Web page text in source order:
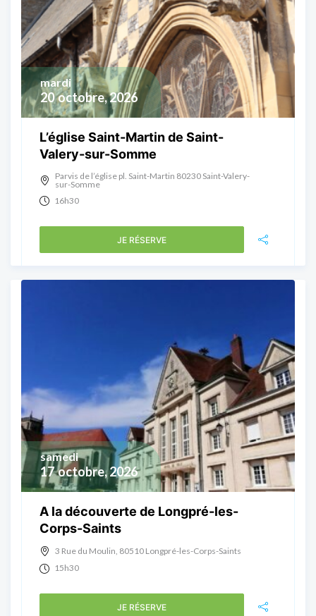
20 octobre, 2026
mardi
L’église Saint-Martin de Saint-
Valery-sur-Somme
Parvis de l’église pl. Saint-Martin 80230 Saint-Valery-
sur-Somme
16h30
JE RÉSERVE
17 octobre, 2026
samedi
A la découverte de Longpré-les-
Corps-Saints
3 Rue du Moulin, 80510 Longpré-les-Corps-Saints
15h30
JE RÉSERVE